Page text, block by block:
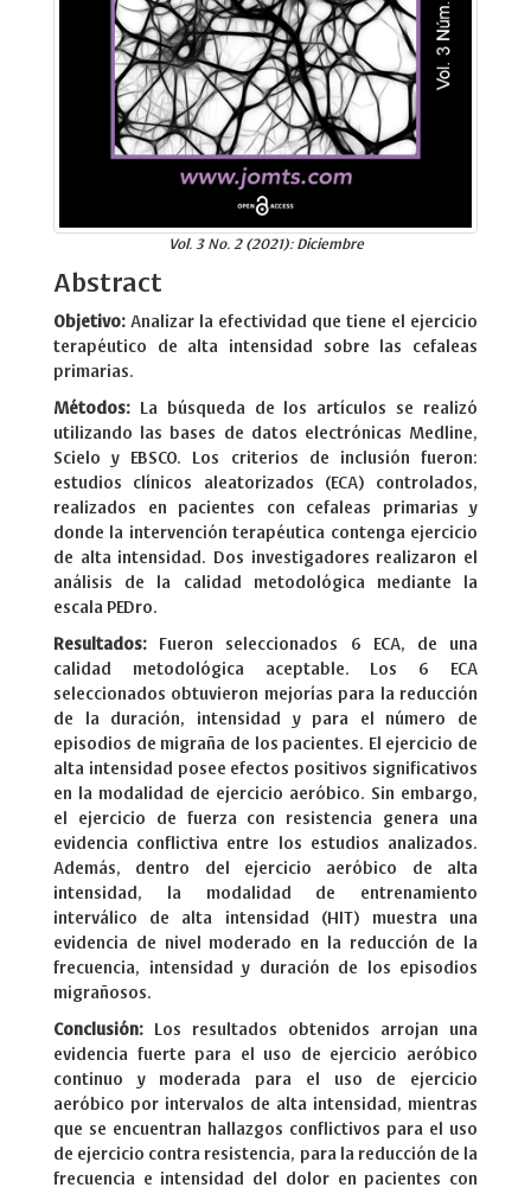
Vol. 3 No. 2 (2021): Diciembre
Abstract
Objetivo: Analizar la efectividad que tiene el ejercicio
terapéutico de alta intensidad sobre las cefaleas
primarias.
Métodos: La búsqueda de los artículos se realizó
utilizando las bases de datos electrónicas Medline,
Scielo y EBSCO. Los criterios de inclusión fueron:
estudios clínicos aleatorizados (ECA) controlados,
realizados en pacientes con cefaleas primarias y
donde la intervención terapéutica contenga ejercicio
de alta intensidad. Dos investigadores realizaron el
análisis de la calidad metodológica mediante la
escala PEDro.
Resultados: Fueron seleccionados 6 ECA, de una
calidad metodológica aceptable. Los 6 ECA
seleccionados obtuvieron mejorías para la reducción
de la duración, intensidad y para el número de
episodios de migraña de los pacientes. El ejercicio de
alta intensidad posee efectos positivos significativos
en la modalidad de ejercicio aeróbico. Sin embargo,
el ejercicio de fuerza con resistencia genera una
evidencia conflictiva entre los estudios analizados.
Además, dentro del ejercicio aeróbico de alta
intensidad, la modalidad de entrenamiento
interválico de alta intensidad (HIT) muestra una
evidencia de nivel moderado en la reducción de la
frecuencia, intensidad y duración de los episodios
migrañosos.
Conclusión: Los resultados obtenidos arrojan una
evidencia fuerte para el uso de ejercicio aeróbico
continuo y moderada para el uso de ejercicio
aeróbico por intervalos de alta intensidad, mientras
que se encuentran hallazgos conflictivos para el uso
de ejercicio contra resistencia, para la reducción de la
frecuencia e intensidad del dolor en pacientes con